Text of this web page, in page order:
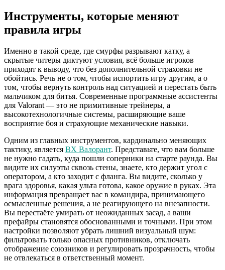
Инструменты, которые меняют
правила игры
Именно в такой среде, где смурфы разрывают катку, а
скрытые читеры диктуют условия, всё больше игроков
приходят к выводу, что без дополнительной страховки не
обойтись. Речь не о том, чтобы испортить игру другим, а о
том, чтобы вернуть контроль над ситуацией и перестать быть
мальчиком для битья. Современные программные ассистенты
для Valorant — это не примитивные трейнеры, а
высокотехнологичные системы, расширяющие ваше
восприятие боя и страхующие механические навыки.
Одним из главных инструментов, кардинально меняющих
тактику, является ВХ Валорант. Представьте, что вам больше
не нужно гадать, куда пошли соперники на старте раунда. Вы
видите их силуэты сквозь стены, знаете, кто держит угол с
оператором, а кто заходит с фланга. Вы видите, сколько у
врага здоровья, какая ульта готова, какое оружие в руках. Эта
информация превращает вас в командира, принимающего
осмысленные решения, а не реагирующего на внезапности.
Вы перестаёте умирать от неожиданных засад, а ваши
префайры становятся обоснованными и точными. При этом
настройки позволяют убрать лишний визуальный шум:
фильтровать только опасных противников, отключать
отображение союзников и регулировать прозрачность, чтобы
не отвлекаться в ответственный момент.